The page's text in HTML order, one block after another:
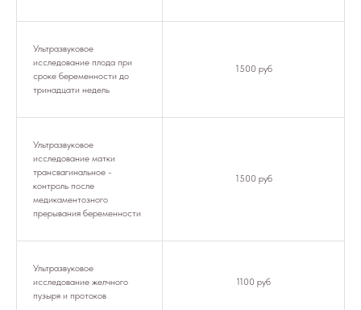
Ультразвуковое
исследование плода при
сроке беременности до
тринадцати недель
1500 руб
Ультразвуковое
исследование матки
трансвагинальное -
контроль после
медикаментозного
прерывания беременности
1500 руб
Ультразвуковое
исследование желчного
пузыря и протоков
1100 руб